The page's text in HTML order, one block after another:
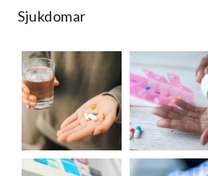
Sjukdomar